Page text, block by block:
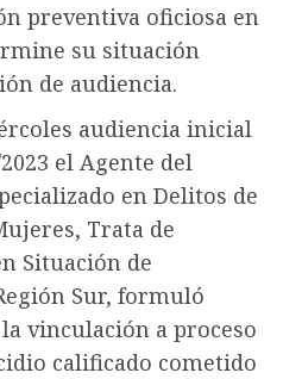
preventiva oficiosa en
su situación
de audiencia.
audiencia inicial
el Agente del
en Delitos de
Trata de
Situación de
Sur, formuló
vinculación a proceso
calificado cometido